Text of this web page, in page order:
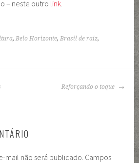
– neste outro link.
,Belo Horizonte,Brasil de raiz,
Reforçando o toque
mail não será publicado. Campos